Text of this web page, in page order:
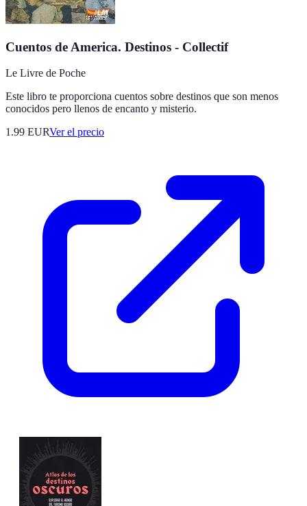
Cuentos de America. Destinos - Collectif
Le Livre de Poche
Este libro te proporciona cuentos sobre destinos que son menos
conocidos pero llenos de encanto y misterio.
1.99 EURVer el precio